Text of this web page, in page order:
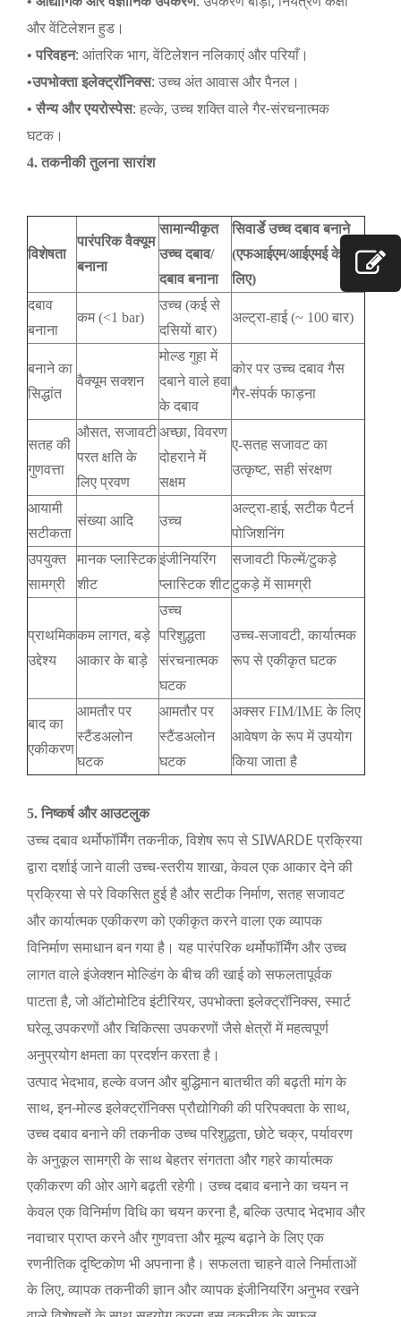
और वेंटिलेशन हुड।
• परिवहन: आंतरिक भाग, वेंटिलेशन नलिकाएं और परियाँ।
•उपभोक्ता इलेक्ट्रॉनिक्स: उच्च अंत आवास और पैनल।
• सैन्य और एयरोस्पेस: हल्के, उच्च शक्ति वाले गैर-संरचनात्मक
घटक।
4. तकनीकी तुलना सारांश
विशेषता
पारंपरिक वैक्यूम
बनाना
सामान्यीकृत
उच्च दबाव/
दबाव बनाना
सिवार्डे उच्च दबाव बनाने
(एफआईएम/आईएमई के
लिए)
दबाव
बनाना
कम (<1 bar)
उच्च (कई से
दसियों बार)
अल्ट्रा-हाई (~ 100 बार)
बनाने का
सिद्धांत
वैक्यूम सक्शन
मोल्ड गुहा में
दबाने वाले हवा
के दबाव
कोर पर उच्च दबाव गैस
गैर-संपर्क फाड़ना
सतह की
गुणवत्ता
औसत, सजावटी
परत क्षति के
लिए प्रवण
अच्छा, विवरण
दोहराने में
सक्षम
ए-सतह सजावट का
उत्कृष्ट, सही संरक्षण
आयामी
सटीकता
संख्‍या आदि उच्च
अल्ट्रा-हाई, सटीक पैटर्न
पोजिशनिंग
उपयुक्त
सामग्री
मानक प्लास्टिक
शीट
इंजीनियरिंग
प्लास्टिक शीट
सजावटी फिल्में/टुकड़े
टुकड़े में सामग्री
प्राथमिक
उद्देश्य
कम लागत, बड़े
आकार के बाड़े
उच्च
परिशुद्धता
संरचनात्मक
घटक
उच्च-सजावटी, कार्यात्मक
रूप से एकीकृत घटक
बाद का
एकीकरण
आमतौर पर
स्टैंडअलोन
घटक
आमतौर पर
स्टैंडअलोन
घटक
अक्सर FIM/IME के लिए
आवेषण के रूप में उपयोग
किया जाता है
5. निष्कर्ष और आउटलुक
उच्च दबाव थर्मोफॉर्मिंग तकनीक, विशेष रूप से SIWARDE प्रक्रिया
द्वारा दर्शाई जाने वाली उच्च-स्तरीय शाखा, केवल एक आकार देने की
प्रक्रिया से परे विकसित हुई है और सटीक निर्माण, सतह सजावट
और कार्यात्मक एकीकरण को एकीकृत करने वाला एक व्यापक
विनिर्माण समाधान बन गया है। यह पारंपरिक थर्मोफॉर्मिंग और उच्च
लागत वाले इंजेक्शन मोल्डिंग के बीच की खाई को सफलतापूर्वक
पाटता है, जो ऑटोमोटिव इंटीरियर, उपभोक्ता इलेक्ट्रॉनिक्स, स्मार्ट
घरेलू उपकरणों और चिकित्सा उपकरणों जैसे क्षेत्रों में महत्वपूर्ण
अनुप्रयोग क्षमता का प्रदर्शन करता है।
उत्पाद भेदभाव, हल्के वजन और बुद्धिमान बातचीत की बढ़ती मांग के
साथ, इन-मोल्ड इलेक्ट्रॉनिक्स प्रौद्योगिकी की परिपक्वता के साथ,
उच्च दबाव बनाने की तकनीक उच्च परिशुद्धता, छोटे चक्र, पर्यावरण
के अनुकूल सामग्री के साथ बेहतर संगतता और गहरे कार्यात्मक
एकीकरण की ओर आगे बढ़ती रहेगी। उच्च दबाव बनाने का चयन न
केवल एक विनिर्माण विधि का चयन करना है, बल्कि उत्पाद भेदभाव और
नवाचार प्राप्त करने और गुणवत्ता और मूल्य बढ़ाने के लिए एक
रणनीतिक दृष्टिकोण भी अपनाना है। सफलता चाहने वाले निर्माताओं
के लिए, व्यापक तकनीकी ज्ञान और व्यापक इंजीनियरिंग अनुभव रखने